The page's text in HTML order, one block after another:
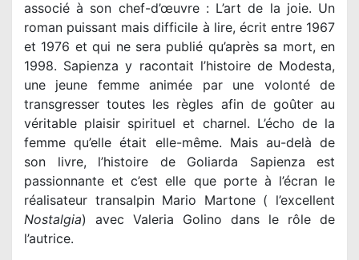
associé à son chef-d’œuvre : L’art de la joie. Un
roman puissant mais difficile à lire, écrit entre 1967
et 1976 et qui ne sera publié qu’après sa mort, en
1998. Sapienza y racontait l’histoire de Modesta,
une jeune femme animée par une volonté de
transgresser toutes les règles afin de goûter au
véritable plaisir spirituel et charnel. L’écho de la
femme qu’elle était elle-même. Mais au-delà de
son livre, l’histoire de Goliarda Sapienza est
passionnante et c’est elle que porte à l’écran le
réalisateur transalpin Mario Martone ( l’excellent
Nostalgia) avec Valeria Golino dans le rôle de
l’autrice.